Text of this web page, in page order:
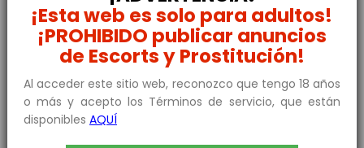
ANDRES
Recibido Ahora
Negro joven y vergon
JAVIER
Recibido hace una hora
¡Esta web es solo para adultos!
¡PROHIBIDO publicar anuncios
de Escorts y Prostitución!
Al acceder este sitio web, reconozco que tengo 18 años
o más y acepto los Términos de servicio, que están
disponibles AQUÍ